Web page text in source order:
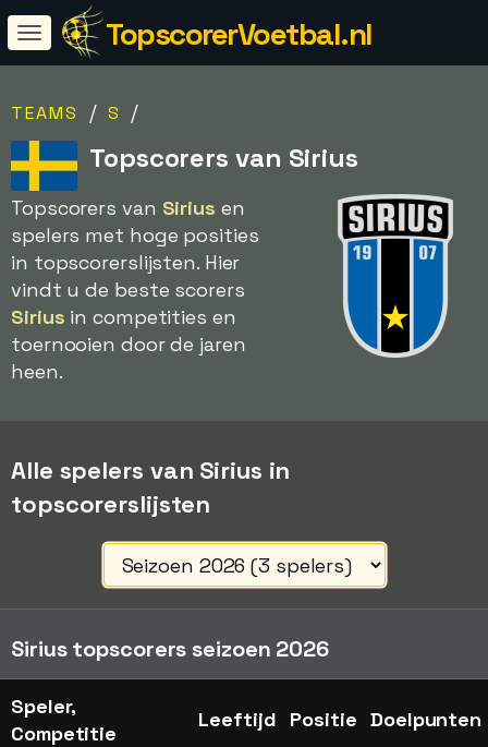
TopscorerVoetbal.nl
TEAMS / S /
Topscorers van Sirius
Topscorers van Sirius en
spelers met hoge posities
in topscorerslijsten. Hier
vindt u de beste scorers
Sirius in competities en
toernooien door de jaren
heen.
Alle spelers van Sirius in
topscorerslijsten
Sirius topscorers seizoen 2026
Speler,
Competitie
Leeftijd Positie Doelpunten